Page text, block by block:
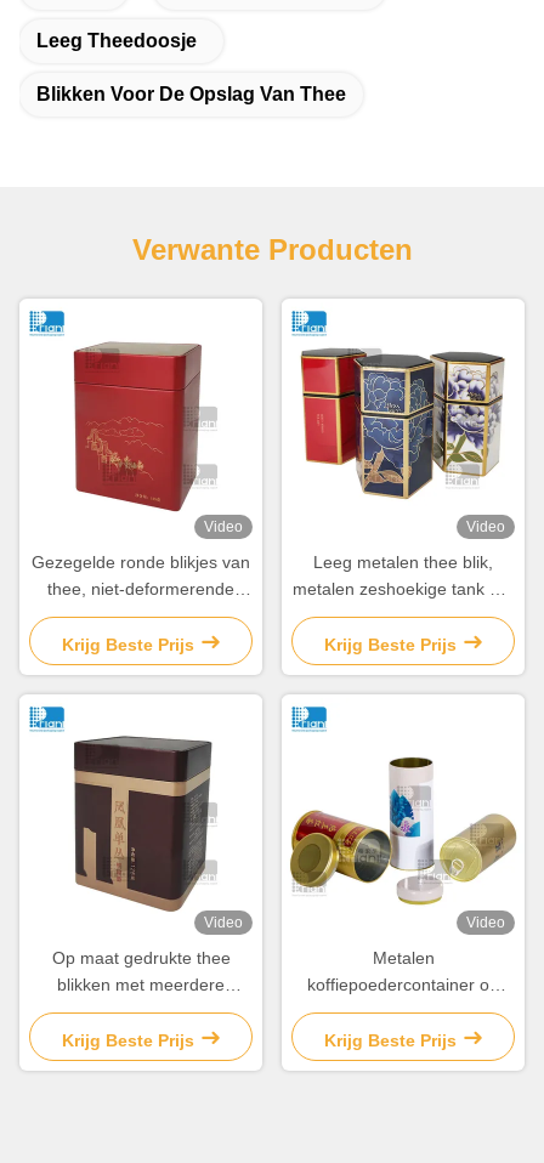
Leeg Theedoosje
Blikken Voor De Opslag Van Thee
Verwante Producten
Video
Gezegelde ronde blikjes van
thee, niet-deformerende
blikjes van koffie,
verpakkingen voor voedsel,
bedekt
Krijg Beste Prijs
Video
Leeg metalen thee blik,
metalen zeshoekige tank pot
verpakking
Krijg Beste Prijs
Video
Op maat gedrukte thee
blikken met meerdere
kleuren lege metalen thee
blikken
Krijg Beste Prijs
Video
Metalen
koffiepoedercontainer op
maat Ronde losse
theeopslagblikken met
deksel
Krijg Beste Prijs